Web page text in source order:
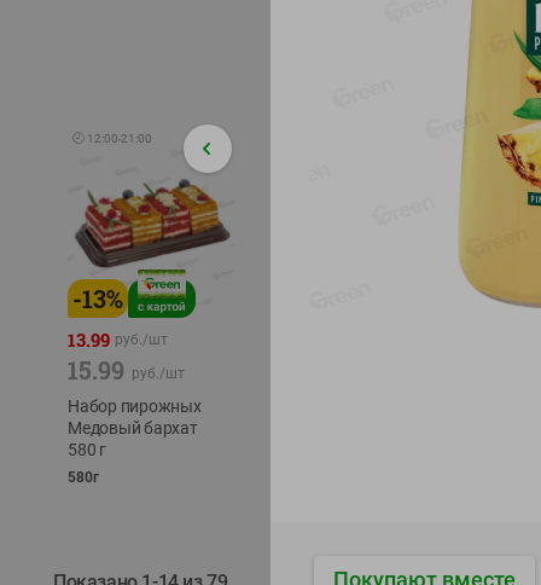
🕘 12:00-21:00
-13%
13.99 руб./шт
15.99 руб./шт
Набор пирожных
Медовый бархат
580 г
580г
-24%
Покупают вместе